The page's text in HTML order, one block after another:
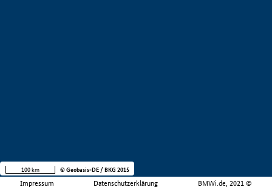
Impressum Datenschutzerklärung BMWi.de, 2021 ©
100 km © Geobasis-DE / BKG 2015